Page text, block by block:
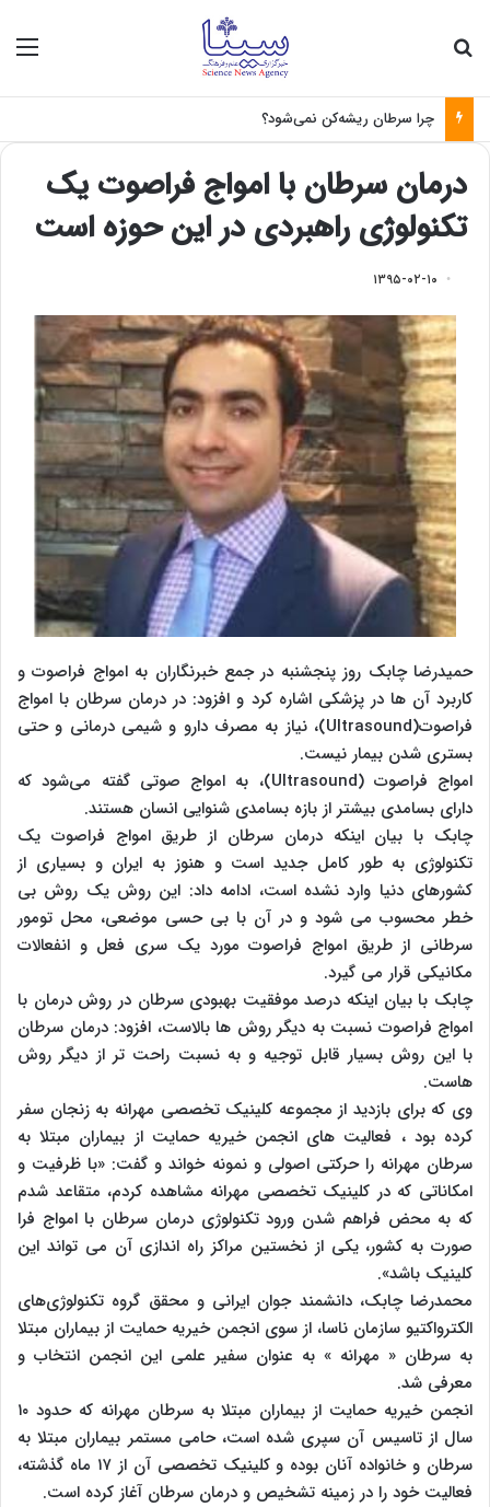
چرا سرطان ریشه‌کن نمی‌شود؟
درمان سرطان با امواج فراصوت یک
تکنولوژی راهبردی در این حوزه است
۱۳۹۵-۰۲-۱۰
حمیدرضا چابک روز پنجشنبه در جمع خبرنگاران به امواج فراصوت و
کاربرد آن ها در پزشکی اشاره کرد و افزود: در درمان سرطان با امواج
فراصوت(Ultrasound)، نیاز به مصرف دارو و شیمی درمانی و حتی
بستری شدن بیمار نیست.
امواج فراصوت (Ultrasound)، به امواج صوتی گفته می‌شود که
دارای بسامدی بیشتر از بازه بسامدی شنوایی انسان هستند.
چابک با بیان اینکه درمان سرطان از طریق امواج فراصوت یک
تکنولوژی به طور کامل جدید است و هنوز به ایران و بسیاری از
کشورهای دنیا وارد نشده است، ادامه داد: این روش یک روش بی
خطر محسوب می شود و در آن با بی حسی موضعی، محل تومور
سرطانی از طریق امواج فراصوت مورد یک سری فعل و انفعالات
مکانیکی قرار می گیرد.
چابک با بیان اینکه درصد موفقیت بهبودی سرطان در روش درمان با
امواج فراصوت نسبت به دیگر روش ها بالاست، افزود: درمان سرطان
با این روش بسیار قابل توجیه و به نسبت راحت تر از دیگر روش
هاست.
وی که برای بازدید از مجموعه کلینیک تخصصی مهرانه به زنجان سفر
کرده بود ، فعالیت های انجمن خیریه حمایت از بیماران مبتلا به
سرطان مهرانه را حرکتی اصولی و نمونه خواند و گفت: «با ظرفیت و
امکاناتی که در کلینیک تخصصی مهرانه مشاهده کردم، متقاعد شدم
که به محض فراهم شدن ورود تکنولوژی درمان سرطان با امواج فرا
صورت به کشور، یکی از نخستین مراکز راه اندازی آن می تواند این
کلینیک باشد».
محمدرضا چابک، دانشمند جوان ایرانی و محقق گروه تکنولوژی‌های
الکترواکتیو سازمان ناسا، از سوی انجمن خیریه حمایت از بیماران مبتلا
به سرطان « مهرانه » به عنوان سفیر علمی این انجمن انتخاب و
معرفی شد.
انجمن خیریه حمایت از بیماران مبتلا به سرطان مهرانه که حدود ۱۰
سال از تاسیس آن سپری شده است، حامی مستمر بیماران مبتلا به
سرطان و خانواده آنان بوده و کلینیک تخصصی آن از ۱۷ ماه گذشته،
فعالیت خود را در زمینه تشخیص و درمان سرطان آغاز کرده است.